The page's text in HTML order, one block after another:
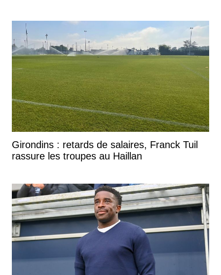
Girondins : retards de salaires, Franck Tuil
rassure les troupes au Haillan